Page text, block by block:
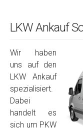
LKW Ankauf
Wir haben
uns auf den
LKW Ankauf
spezialisiert.
Dabei
handelt es
sich um PKW